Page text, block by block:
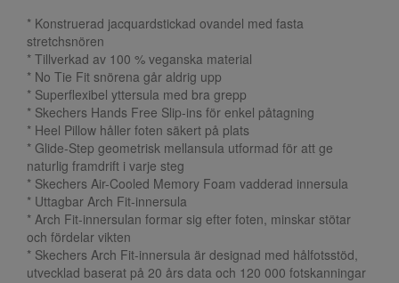
* Konstruerad jacquardstickad ovandel med fasta
stretchsnören
* Tillverkad av 100 % veganska material
* No Tie Fit snörena går aldrig upp
* Superflexibel yttersula med bra grepp
* Skechers Hands Free Slip-ins för enkel påtagning
* Heel Pillow håller foten säkert på plats
* Glide-Step geometrisk mellansula utformad för att ge
naturlig framdrift i varje steg
* Skechers Air-Cooled Memory Foam vadderad innersula
* Uttagbar Arch Fit-innersula
* Arch Fit-innersulan formar sig efter foten, minskar stötar
och fördelar vikten
* Skechers Arch Fit-innersula är designad med hålfotsstöd,
utvecklad baserat på 20 års data och 120 000 fotskanningar